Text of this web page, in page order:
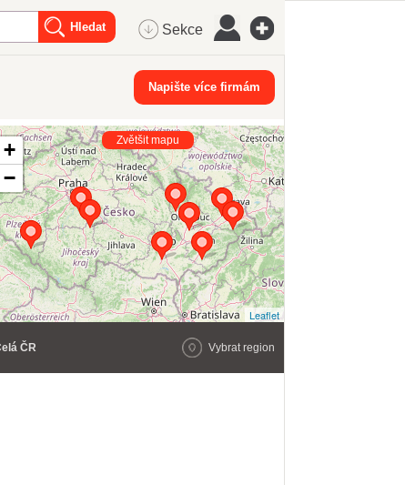
Sekce
Napište více firmám
+
−
Leaflet
Zvětšit mapu
ČR Vybrat region